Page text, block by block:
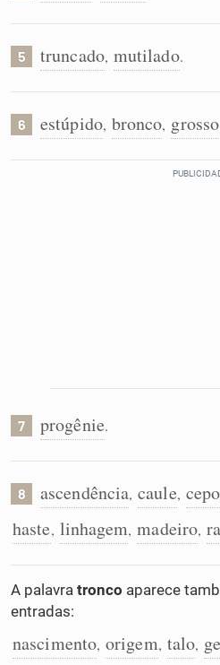
5 truncado, mutilado.
6 estúpido, bronco, grosso
7 progênie.
8 ascendência, caule, cepo
haste, linhagem, madeiro,
A palavra tronco aparece
entradas:
nascimento, origem, talo,